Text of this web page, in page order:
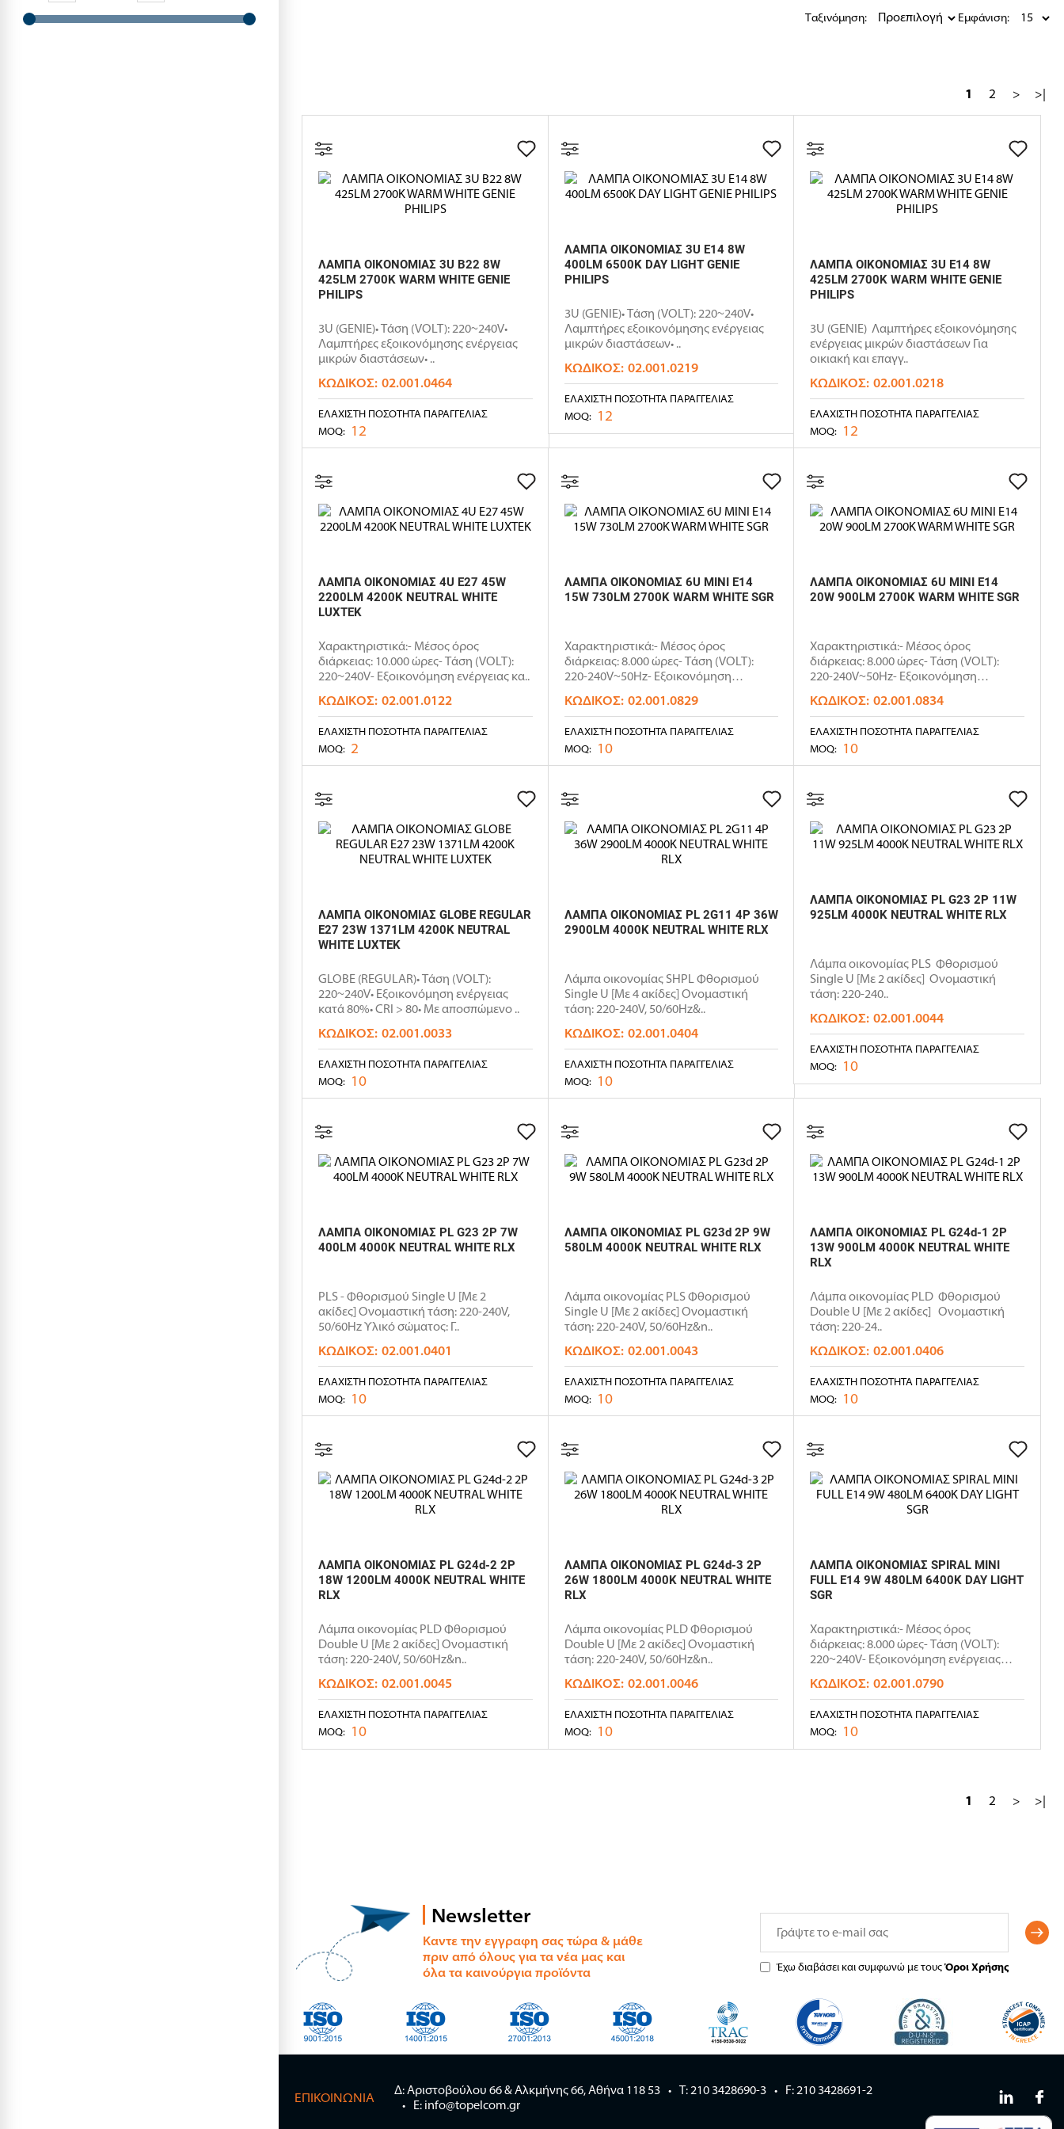
Ταξινόμηση: Εμφάνιση:
1 2 > >|
ΛΑΜΠΑ ΟΙΚΟΝΟΜΙΑΣ 3U B22 8W
425LM 2700K WARM WHITE GENIE
PHILIPS
3U (GENIE)• Τάση (VOLT): 220~240V•
Λαμπτήρες εξοικονόμησης ενέργειας
μικρών διαστάσεων• ..
ΚΩΔΙΚΌΣ: 02.001.0464
ΕΛΆΧΙΣΤΗ ΠΟΣΌΤΗΤΑ ΠΑΡΑΓΓΕΛΊΑΣ
MOQ: 12
ΛΑΜΠΑ ΟΙΚΟΝΟΜΙΑΣ 3U E14 8W
400LM 6500K DAY LIGHT GENIE
PHILIPS
3U (GENIE)• Τάση (VOLT): 220~240V•
Λαμπτήρες εξοικονόμησης ενέργειας
μικρών διαστάσεων• ..
ΚΩΔΙΚΌΣ: 02.001.0219
ΕΛΆΧΙΣΤΗ ΠΟΣΌΤΗΤΑ ΠΑΡΑΓΓΕΛΊΑΣ
MOQ: 12
ΛΑΜΠΑ ΟΙΚΟΝΟΜΙΑΣ 3U E14 8W
425LM 2700K WARM WHITE GENIE
PHILIPS
3U (GENIE) Λαμπτήρες εξοικονόμησης
ενέργειας μικρών διαστάσεων Για
οικιακή και επαγγ..
ΚΩΔΙΚΌΣ: 02.001.0218
ΕΛΆΧΙΣΤΗ ΠΟΣΌΤΗΤΑ ΠΑΡΑΓΓΕΛΊΑΣ
MOQ: 12
ΛΑΜΠΑ ΟΙΚΟΝΟΜΙΑΣ 4U E27 45W
2200LM 4200K NEUTRAL WHITE
LUXTEK
Χαρακτηριστικά:- Μέσος όρος
διάρκειας: 10.000 ώρες- Τάση (VOLT):
220~240V- Εξοικονόμηση ενέργειας κα..
ΚΩΔΙΚΌΣ: 02.001.0122
ΕΛΆΧΙΣΤΗ ΠΟΣΌΤΗΤΑ ΠΑΡΑΓΓΕΛΊΑΣ
MOQ: 2
ΛΑΜΠΑ ΟΙΚΟΝΟΜΙΑΣ 6U MINI E14
15W 730LM 2700K WARM WHITE SGR
Χαρακτηριστικά:- Μέσος όρος
διάρκειας: 8.000 ώρες- Τάση (VOLT):
220-240V~50Ηz- Εξοικονόμηση
ΚΩΔΙΚΌΣ: 02.001.0829
ΕΛΆΧΙΣΤΗ ΠΟΣΌΤΗΤΑ ΠΑΡΑΓΓΕΛΊΑΣ
MOQ: 10
ΛΑΜΠΑ ΟΙΚΟΝΟΜΙΑΣ 6U MINI E14
20W 900LM 2700K WARM WHITE SGR
Χαρακτηριστικά:- Μέσος όρος
διάρκειας: 8.000 ώρες- Τάση (VOLT):
220-240V~50Ηz- Εξοικονόμηση
ΚΩΔΙΚΌΣ: 02.001.0834
ΕΛΆΧΙΣΤΗ ΠΟΣΌΤΗΤΑ ΠΑΡΑΓΓΕΛΊΑΣ
MOQ: 10
ΛΑΜΠΑ ΟΙΚΟΝΟΜΙΑΣ GLOBE REGULAR
E27 23W 1371LM 4200K NEUTRAL
WHITE LUXTEK
GLOBE (REGULAR)• Τάση (VOLT):
220~240V• Εξοικονόμηση ενέργειας
κατά 80%• CRI > 80• Με αποσπώμενο ..
ΚΩΔΙΚΌΣ: 02.001.0033
ΕΛΆΧΙΣΤΗ ΠΟΣΌΤΗΤΑ ΠΑΡΑΓΓΕΛΊΑΣ
MOQ: 10
ΛΑΜΠΑ ΟΙΚΟΝΟΜΙΑΣ PL 2G11 4P 36W
2900LM 4000K NEUTRAL WHITE RLX
Λάμπα οικονομίας SHPL Φθορισμού
Single U [Με 4 ακίδες] Ονομαστική
τάση: 220-240V, 50/60Hz&..
ΚΩΔΙΚΌΣ: 02.001.0404
ΕΛΆΧΙΣΤΗ ΠΟΣΌΤΗΤΑ ΠΑΡΑΓΓΕΛΊΑΣ
MOQ: 10
ΛΑΜΠΑ ΟΙΚΟΝΟΜΙΑΣ PL G23 2P 11W
925LM 4000K NEUTRAL WHITE RLX
Λάμπα οικονομίας PLS Φθορισμού
Single U [Με 2 ακίδες] Ονομαστική
τάση: 220-240..
ΚΩΔΙΚΌΣ: 02.001.0044
ΕΛΆΧΙΣΤΗ ΠΟΣΌΤΗΤΑ ΠΑΡΑΓΓΕΛΊΑΣ
MOQ: 10
ΛΑΜΠΑ ΟΙΚΟΝΟΜΙΑΣ PL G23 2P 7W
400LM 4000K NEUTRAL WHITE RLX
PLS - Φθορισμού Single U [Με 2
ακίδες] Ονομαστική τάση: 220-240V,
50/60Hz Υλικό σώματος: Γ..
ΚΩΔΙΚΌΣ: 02.001.0401
ΕΛΆΧΙΣΤΗ ΠΟΣΌΤΗΤΑ ΠΑΡΑΓΓΕΛΊΑΣ
MOQ: 10
ΛΑΜΠΑ ΟΙΚΟΝΟΜΙΑΣ PL G23d 2P 9W
580LM 4000K NEUTRAL WHITE RLX
Λάμπα οικονομίας PLS Φθορισμού
Single U [Με 2 ακίδες] Ονομαστική
τάση: 220-240V, 50/60Hz&n..
ΚΩΔΙΚΌΣ: 02.001.0043
ΕΛΆΧΙΣΤΗ ΠΟΣΌΤΗΤΑ ΠΑΡΑΓΓΕΛΊΑΣ
MOQ: 10
ΛΑΜΠΑ ΟΙΚΟΝΟΜΙΑΣ PL G24d-1 2P
13W 900LM 4000K NEUTRAL WHITE
RLX
Λάμπα οικονομίας PLD Φθορισμού
Double U [Με 2 ακίδες] Ονομαστική
τάση: 220-24..
ΚΩΔΙΚΌΣ: 02.001.0406
ΕΛΆΧΙΣΤΗ ΠΟΣΌΤΗΤΑ ΠΑΡΑΓΓΕΛΊΑΣ
MOQ: 10
ΛΑΜΠΑ ΟΙΚΟΝΟΜΙΑΣ PL G24d-2 2P
18W 1200LM 4000K NEUTRAL WHITE
RLX
Λάμπα οικονομίας PLD Φθορισμού
Double U [Με 2 ακίδες] Ονομαστική
τάση: 220-240V, 50/60Hz&n..
ΚΩΔΙΚΌΣ: 02.001.0045
ΕΛΆΧΙΣΤΗ ΠΟΣΌΤΗΤΑ ΠΑΡΑΓΓΕΛΊΑΣ
MOQ: 10
ΛΑΜΠΑ ΟΙΚΟΝΟΜΙΑΣ PL G24d-3 2P
26W 1800LM 4000K NEUTRAL WHITE
RLX
Λάμπα οικονομίας PLD Φθορισμού
Double U [Με 2 ακίδες] Ονομαστική
τάση: 220-240V, 50/60Hz&n..
ΚΩΔΙΚΌΣ: 02.001.0046
ΕΛΆΧΙΣΤΗ ΠΟΣΌΤΗΤΑ ΠΑΡΑΓΓΕΛΊΑΣ
MOQ: 10
ΛΑΜΠΑ ΟΙΚΟΝΟΜΙΑΣ SPIRAL MINI
FULL E14 9W 480LM 6400K DAY LIGHT
SGR
Χαρακτηριστικά:- Μέσος όρος
διάρκειας: 8.000 ώρες- Τάση (VOLT):
220~240V- Εξοικονόμηση ενέργειας
ΚΩΔΙΚΌΣ: 02.001.0790
ΕΛΆΧΙΣΤΗ ΠΟΣΌΤΗΤΑ ΠΑΡΑΓΓΕΛΊΑΣ
MOQ: 10
1 2 > >|
Newsletter
Καντε την εγγραφη σας τώρα & μάθε
πριν από όλους για τα νέα μας και
όλα τα καινούργια προϊόντα
Έχω διαβάσει και συμφωνώ με τουςΌροι Χρήσης
ΕΠΙΚΟΙΝΩΝΊΑ Δ: Αριστοβούλου 66 & Αλκμήνης 66, Αθήνα 118 53 Τ: 210 3428690-3
F: 210 3428691-2
E: info@topelcom.gr